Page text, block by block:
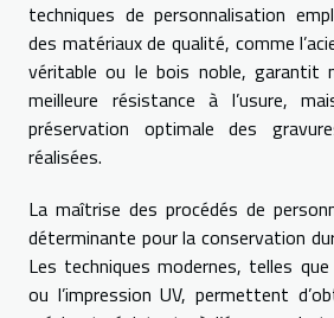
techniques de personnalisation
des matériaux de qualité, comme
véritable ou le bois noble, garantit
meilleure résistance à l’usure,
préservation optimale des
réalisées.
La maîtrise des procédés de
déterminante pour la conservation
Les techniques modernes, telles
ou l’impression UV, permettent